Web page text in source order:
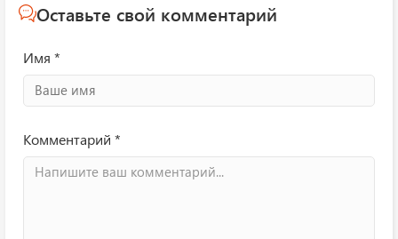
Оставьте свой комментарий
Имя *
Комментарий *